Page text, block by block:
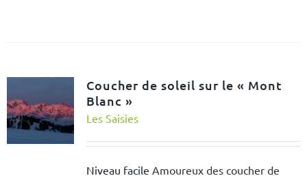
Coucher de soleil sur le « Mont
Blanc »
Les Saisies
Niveau facile Amoureux des coucher de